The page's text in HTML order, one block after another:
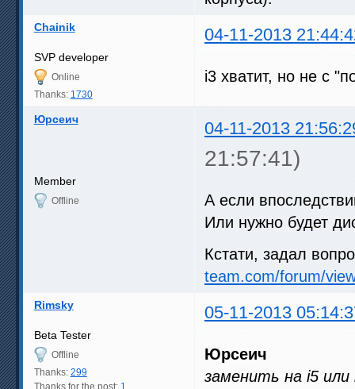
Chainik 04-11-2013
SVP developer
Online
Thanks: 1730
i3 хватит, но не с
Юрсеич 04-11-2013
21:57:41)
Member
Offline
А если
Или нужно будет
Кстати, задал
team.com/forum/
Rimsky 05-11-2013
Beta Tester
Offline
Thanks: 299
Thanks for the post: 1
Юрсеич
заменить на i5